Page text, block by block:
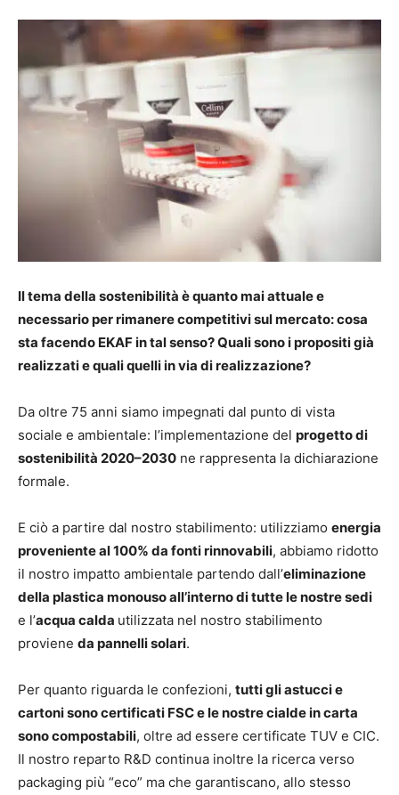
Il tema della sostenibilità è quanto mai attuale e
necessario per rimanere competitivi sul mercato: cosa
sta facendo EKAF in tal senso? Quali sono i propositi già
realizzati e quali quelli in via di realizzazione?
Da oltre 75 anni siamo impegnati dal punto di vista
sociale e ambientale: l’implementazione del progetto di
sostenibilità 2020–2030 ne rappresenta la dichiarazione
formale.
E ciò a partire dal nostro stabilimento: utilizziamo energia
proveniente al 100% da fonti rinnovabili, abbiamo ridotto
il nostro impatto ambientale partendo dall’eliminazione
della plastica monouso all’interno di tutte le nostre sedi
e l’acqua calda utilizzata nel nostro stabilimento
proviene da pannelli solari.
Per quanto riguarda le confezioni, tutti gli astucci e
cartoni sono certificati FSC e le nostre cialde in carta
sono compostabili, oltre ad essere certificate TUV e CIC.
Il nostro reparto R&D continua inoltre la ricerca verso
packaging più “eco” ma che garantiscano, allo stesso